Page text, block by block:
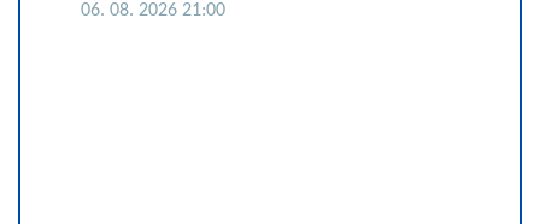
06. 08. 2026 21:00